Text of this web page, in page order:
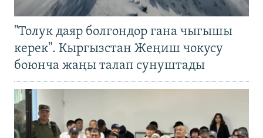
"Толук даяр болгондор гана чыгышы
керек". Кыргызстан Жеңиш чокусу
боюнча жаңы талап сунуштады